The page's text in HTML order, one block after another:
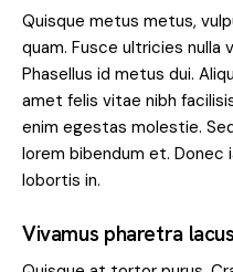
Quisque metus metus,
quam. Fusce ultricies nulla
Phasellus id metus dui.
amet felis vitae nibh
enim egestas molestie.
lorem bibendum et. Donec
lobortis in.
Vivamus pharetra